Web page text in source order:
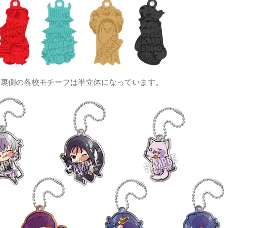
裏側の各校モチーフは半立体になっています。